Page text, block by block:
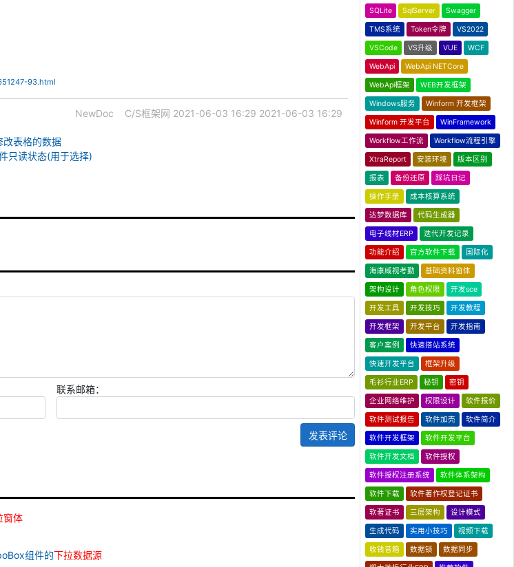
93.html
NewDoc C/S框架网 2021-06-03 16:29 2021-06-03 16:29
表格的数据
只读状态(用于选择)
联系邮箱：
发表评论
窗体
组件的下拉数据源
SQLite SqlServer Swagger
TMS系统 Token令牌 VS2022
VSCode VS升级 VUE WCF
WebApi WebApi NETCore
WebApi框架 WEB开发框架
Windows服务 Winform 开发框架
Winform 开发平台 WinFramework
Workflow工作流 Workflow流程引擎
XtraReport 安装环境 版本区别
报表 备份还原 踩坑日记
操作手册 成本核算系统
达梦数据库 代码生成器
电子线材ERP 迭代开发记录
功能介绍 官方软件下载 国际化
海康威视考勤 基础资料窗体
架构设计 角色权限 开发sce
开发工具 开发技巧 开发教程
开发框架 开发平台 开发指南
客户案例 快速搭站系统
快速开发平台 框架升级
毛衫行业ERP 秘钥 密钥
企业网络维护 权限设计 软件报价
软件测试报告 软件加壳 软件简介
软件开发框架 软件开发平台
软件开发文档 软件授权
软件授权注册系统 软件体系架构
软件下载 软件著作权登记证书
软著证书 三层架构 设计模式
生成代码 实用小技巧 视频下载
收钱音箱 数据锁 数据同步